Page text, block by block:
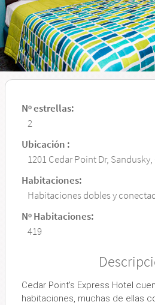
Nº estrellas:
2
Ubicación :
1201 Cedar Point Dr, Sandusky,
Habitaciones:
Habitaciones dobles y
Nº Habitaciones:
419
Cedar Point's Express Hotel
habitaciones, muchas de ellas